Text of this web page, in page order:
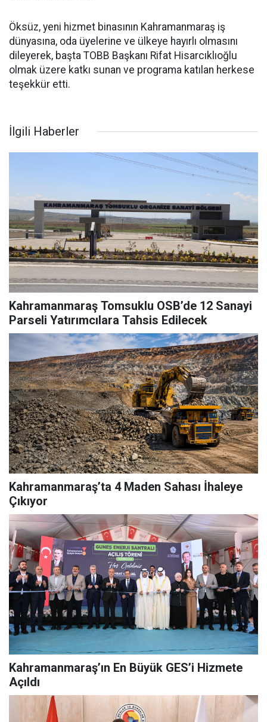
Öksüz, yeni hizmet binasının Kahramanmaraş iş
dünyasına, oda üyelerine ve ülkeye hayırlı olmasını
dileyerek, başta TOBB Başkanı Rifat Hisarcıklıoğlu
olmak üzere katkı sunan ve programa katılan herkese
teşekkür etti.
İlgili Haberler
Kahramanmaraş Tomsuklu OSB’de 12 Sanayi
Parseli Yatırımcılara Tahsis Edilecek
Kahramanmaraş’ta 4 Maden Sahası İhaleye
Çıkıyor
Kahramanmaraş’ın En Büyük GES’i Hizmete
Açıldı